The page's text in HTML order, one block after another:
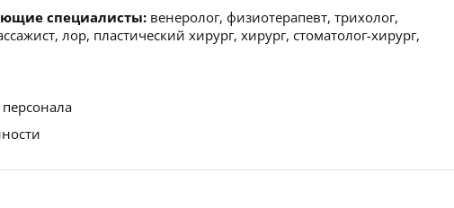
специалисты: венеролог, физиотерапевт, трихолог,
лор, пластический хирург, хирург, стоматолог-хирург,